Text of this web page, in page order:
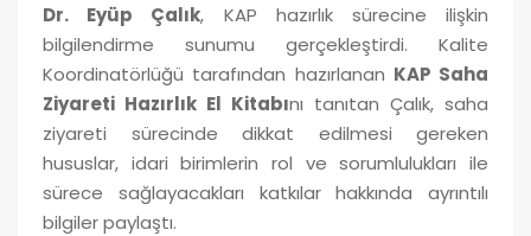
Dr. Eyüp Çalık, KAP hazırlık sürecine ilişkin
bilgilendirme sunumu gerçekleştirdi. Kalite
Koordinatörlüğü tarafından hazırlanan KAP Saha
Ziyareti Hazırlık El Kitabını tanıtan Çalık, saha
ziyareti sürecinde dikkat edilmesi gereken
hususlar, idari birimlerin rol ve sorumlulukları ile
sürece sağlayacakları katkılar hakkında ayrıntılı
bilgiler paylaştı.